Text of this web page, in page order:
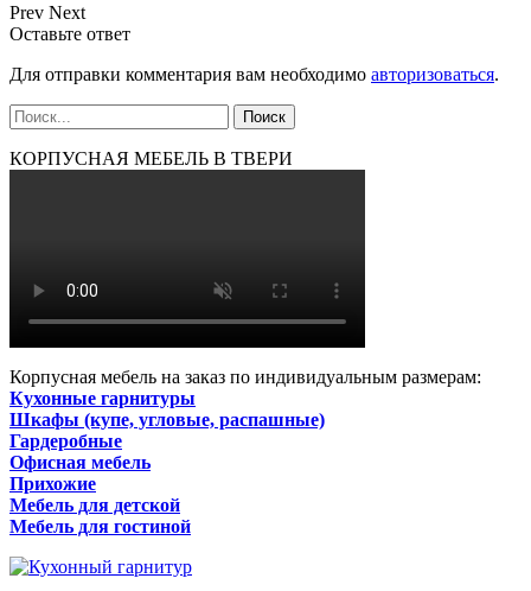
Prev Next
Оставьте ответ
Для отправки комментария вам необходимо авторизоваться.
КОРПУСНАЯ МЕБЕЛЬ В ТВЕРИ
Корпусная мебель на заказ по индивидуальным размерам:
Кухонные гарнитуры
Шкафы (купе, угловые, распашные)
Гардеробные
Офисная мебель
Прихожие
Мебель для детской
Мебель для гостиной